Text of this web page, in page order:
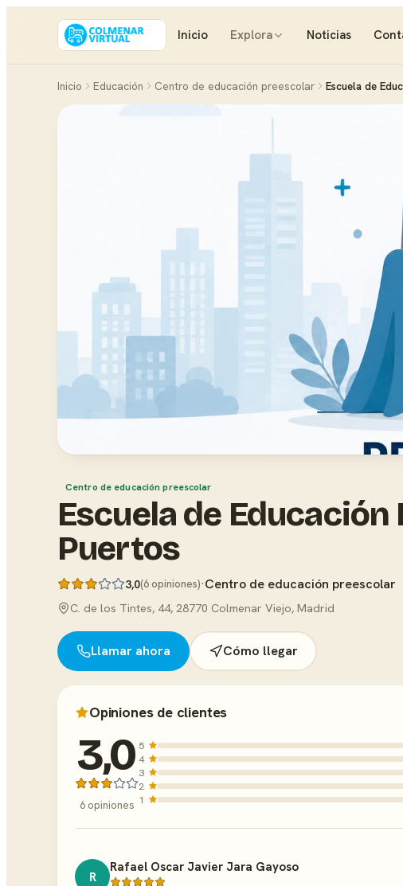
Inicio Explora Noticias
Inicio Educación Centro de educación preescolar Escuela de
Centro de educación preescolar
Escuela de
Puertos
3,0(6 opiniones)·Centro de educación preescolar
C. de los Tintes, 44, 28770 Colmenar Viejo, Madrid
Llamar ahora Cómo llegar
Opiniones de clientes
3,0
6 opiniones
5
4
3
2
1
R
Rafael Oscar Javier Jara Gayoso